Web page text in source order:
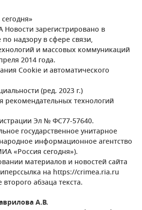
Новости зарегистрировано в
надзору в сфере связи,
и массовых коммуникаций
2014 года.
Cookie и автоматического
(ред. 2023 г.)
рекомендательных технологий
Эл № ФС77-57640.
государственное унитарное
информационное агентство
«Россия сегодня»).
материалов и новостей сайта
на https://crimea.ria.ru
абзаца текста.
А.В.